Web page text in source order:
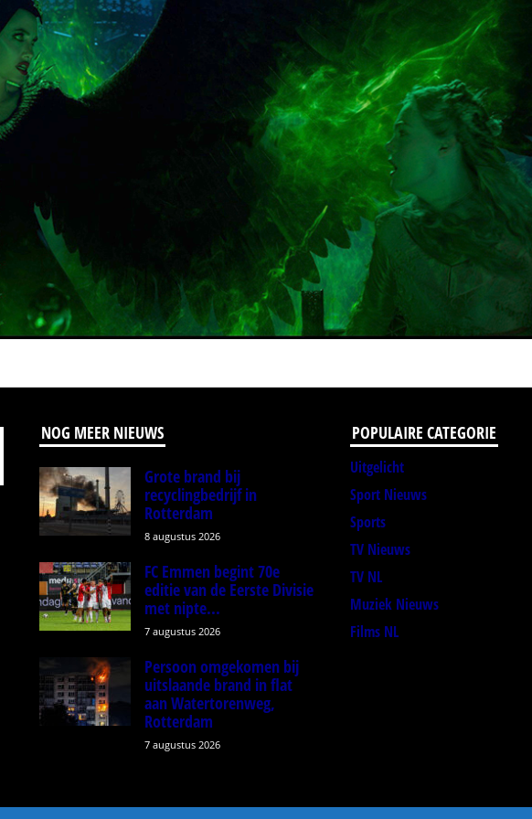
NOG MEER NIEUWS
Grote brand bij
recyclingbedrijf in
Rotterdam
8 augustus 2026
FC Emmen begint 70e
editie van de Eerste Divisie
met nipte...
7 augustus 2026
Persoon omgekomen bij
uitslaande brand in flat
aan Watertorenweg,
Rotterdam
7 augustus 2026
POPULAIRE CATEGORIE
Uitgelicht
Sport Nieuws
Sports
TV Nieuws
TV NL
Muziek Nieuws
Films NL